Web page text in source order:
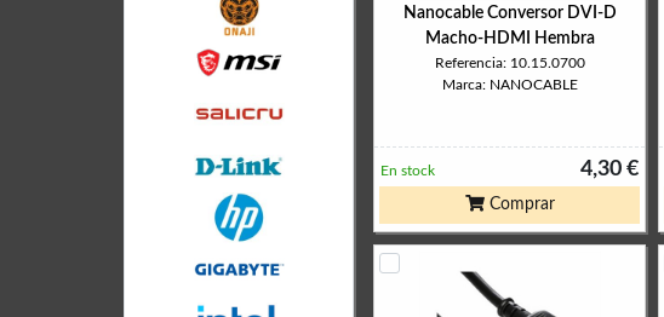
Nanocable Conversor DVI-D
Macho-HDMI Hembra
Referencia: 10.15.0700
Marca: NANOCABLE
4,30 €
En stock
Comprar